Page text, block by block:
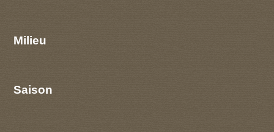
Milieu
Saison